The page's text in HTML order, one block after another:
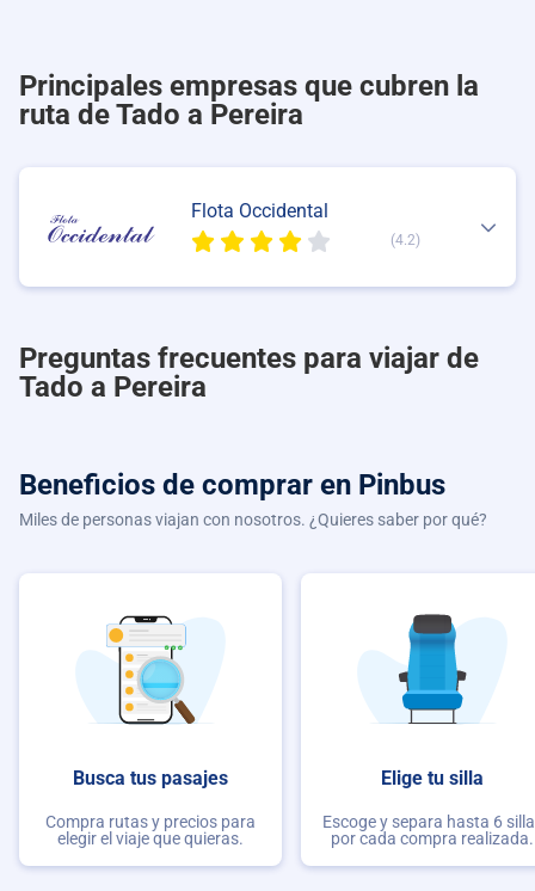
Principales empresas que cubren la
ruta de Tado a Pereira
Flota Occidental
(4.2)
Preguntas frecuentes para viajar de
Tado a Pereira
Beneficios de comprar en Pinbus
Miles de personas viajan con nosotros. ¿Quieres saber por qué?
Busca tus pasajes
Compra rutas y precios para
elegir el viaje que quieras.
Elige tu silla
Escoge y separa hasta 6
por cada compra realizada.